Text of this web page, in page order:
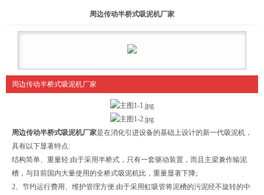
周边传动半桥式吸泥机厂家
周边传动半桥式吸泥机厂家
周边传动半桥式吸泥机厂家是在消化引进设备的基础上设计的新一代吸泥机，
具有以下显著特点:
结构简单、重量轻:由于采用半桥式，只有一套驱动装置，而且主梁兼作输泥
槽，与目前国内大量使用的全桥式吸泥机比，重量显著下降;
2、节约运行费用、维护管理方便:由于采用虹吸管将泥槽的污泥经不旋转的中